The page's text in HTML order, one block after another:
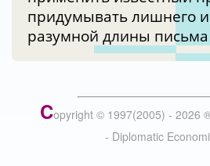
придумывать лишнего
разумной длины письма
Copyright © 1997(2005) - 2026
- Diplomatic